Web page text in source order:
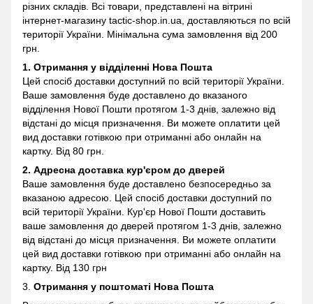
різних складів. Всі товари, представлені на вітрині
інтернет-магазину tactic-shop.in.ua, доставляються по всій
території України. Мінімальна сума замовлення від 200
грн.
1. Отримання у відділенні Нова Пошта
Цей спосіб доставки доступний по всій території України.
Ваше замовлення буде доставлено до вказаного
відділення Нової Пошти протягом 1-3 днів, залежно від
відстані до місця призначення. Ви можете оплатити цей
вид доставки готівкою при отриманні або онлайн на
картку. Від 80 грн.
2. Адресна доставка кур'єром до дверей
Ваше замовлення буде доставлено безпосередньо за
вказаною адресою. Цей спосіб доставки доступний по
всій території України. Кур'єр Нової Пошти доставить
ваше замовлення до дверей протягом 1-3 днів, залежно
від відстані до місця призначення. Ви можете оплатити
цей вид доставки готівкою при отриманні або онлайн на
картку. Від 130 грн
3. Отримання у поштоматі Нова Пошта